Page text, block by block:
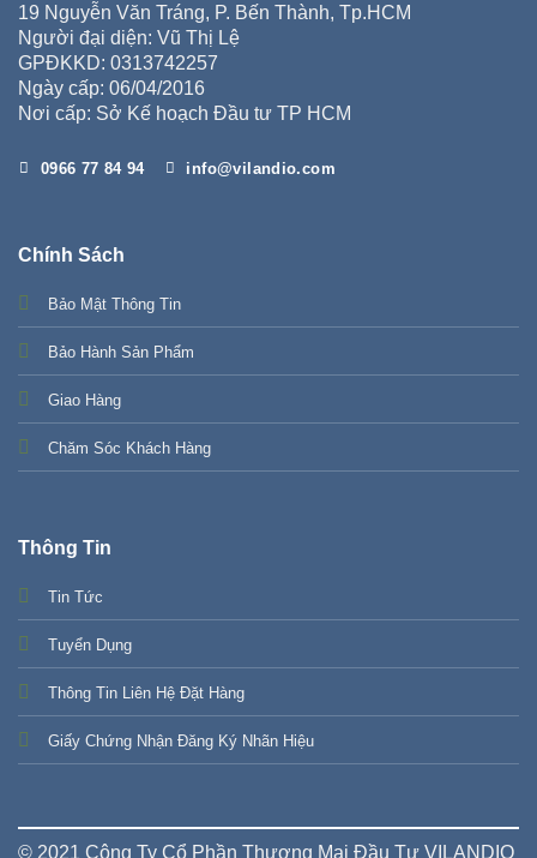
19 Nguyễn Văn Tráng, P. Bến Thành, Tp.HCM
Người đại diện: Vũ Thị Lệ
GPĐKKD: 0313742257
Ngày cấp: 06/04/2016
Nơi cấp: Sở Kế hoạch Đầu tư TP HCM
0966 77 84 94 info@vilandio.com
Chính Sách
Bảo Mật Thông Tin
Bảo Hành Sản Phẩm
Giao Hàng
Chăm Sóc Khách Hàng
Thông Tin
Tin Tức
Tuyển Dụng
Thông Tin Liên Hệ Đặt Hàng
Giấy Chứng Nhận Đăng Ký Nhãn Hiệu
© 2021 Công Ty Cổ Phần Thương Mại Đầu Tư VILANDIO